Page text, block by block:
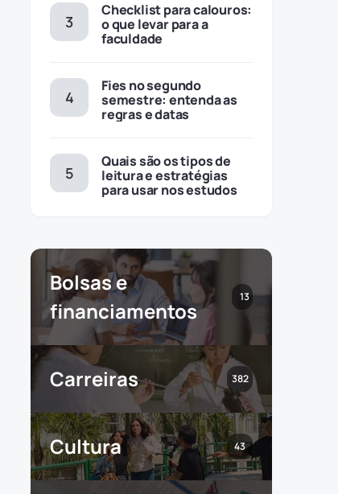
Checklist para calouros:
o que levar para a
faculdade
Fies no segundo
semestre: entenda as
regras e datas
Quais são os tipos de
leitura e estratégias
para usar nos estudos
Bolsas e
financiamentos
13
Carreiras 382
Cultura 43